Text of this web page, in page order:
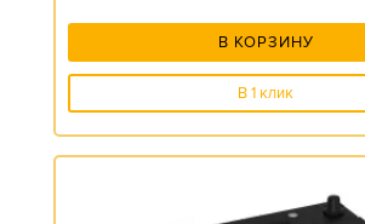
В КОРЗИНУ
В 1 клик